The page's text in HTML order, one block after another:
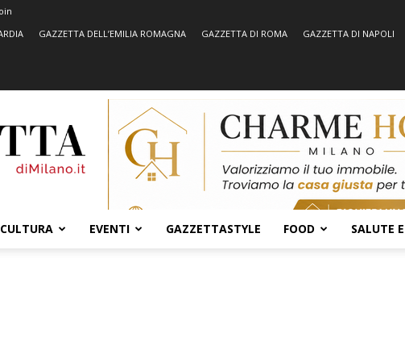
GAZZETTA DELL’EMILIA ROMAGNA GAZZETTA DI ROMA GAZZETTA DI NAPOLI
CULTURA EVENTI GAZZETTASTYLE FOOD SALUTE